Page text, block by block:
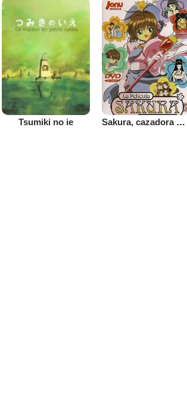
Tsumiki no ie Sakura, cazadora de cartas: La película